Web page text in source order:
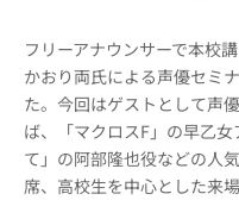
フリーアナウンサーで本校
かおり両氏による声優セミ
た。今回はゲストとして声
ば、「マクロスF」の早乙
て」の阿部隆也役などの人
席、高校生を中心とした来